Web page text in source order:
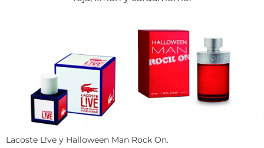
Lacoste L!ve y Halloween Man Rock On.